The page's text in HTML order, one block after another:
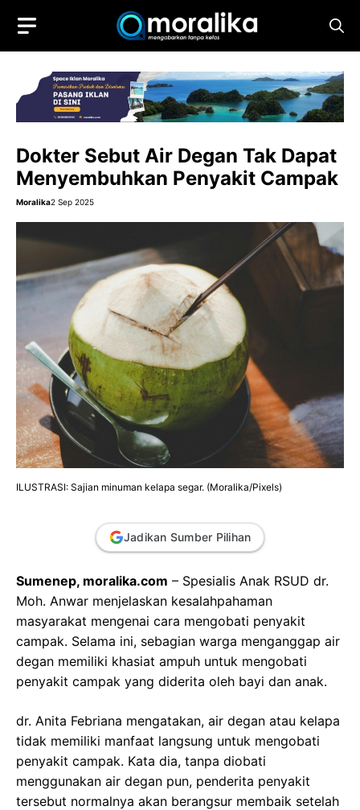
content
Dokter Sebut Air Degan Tak Dapat
Menyembuhkan Penyakit Campak
Moralika2 Sep 2025
ILUSTRASI: Sajian minuman kelapa segar. (Moralika/Pixels)
Jadikan Sumber Pilihan
Sumenep, moralika.com – Spesialis Anak RSUD dr.
Moh. Anwar menjelaskan kesalahpahaman
masyarakat mengenai cara mengobati penyakit
campak. Selama ini, sebagian warga menganggap air
degan memiliki khasiat ampuh untuk mengobati
penyakit campak yang diderita oleh bayi dan anak.
dr. Anita Febriana mengatakan, air degan atau kelapa
tidak memiliki manfaat langsung untuk mengobati
penyakit campak. Kata dia, tanpa diobati
menggunakan air degan pun, penderita penyakit
tersebut normalnya akan berangsur membaik setelah